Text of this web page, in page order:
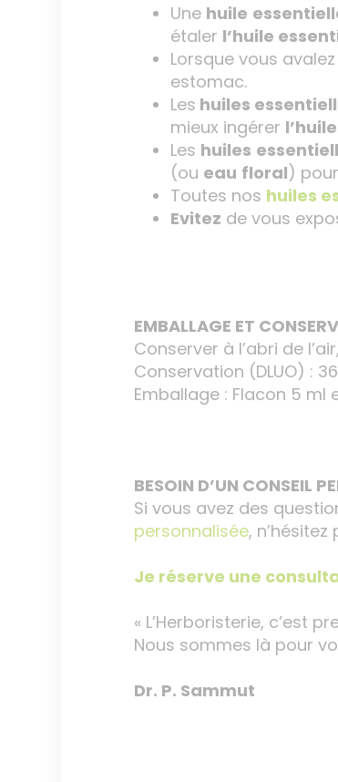
Une huile
étaler l’huile
Lorsque vous
estomac.
Les huiles
mieux ingérer l’huile
Les huiles
(ou eau floral)
Toutes nos huiles
Evitez de vous
EMBALLAGE ET
Conserver à l’abri de
Conservation (DLUO) :
Emballage : Flacon 5
BESOIN D’UN CONSEIL
Si vous avez des
personnalisée,
Je réserve une
« L’Herboristerie, c’est
Nous sommes là pour
Dr. P. Sammut